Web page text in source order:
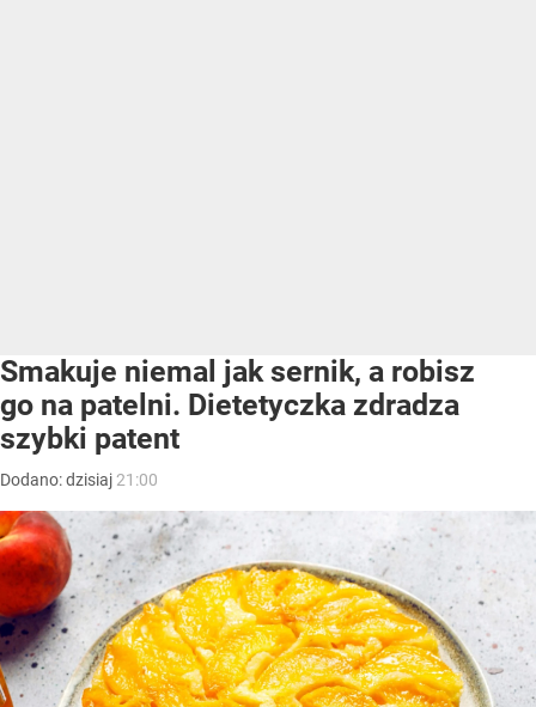
Smakuje niemal jak sernik, a robisz
go na patelni. Dietetyczka zdradza
szybki patent
Dodano:dzisiaj 21:00